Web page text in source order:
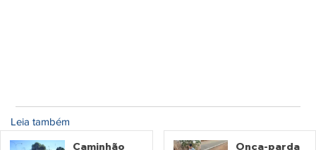
Leia também
Caminhão
Onça-parda